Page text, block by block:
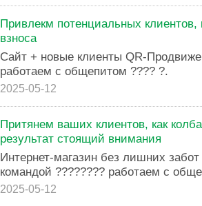
Привлекм потенциальных клиентов,
взноса
Сайт + новые клиенты QR-
работаем с общепитом ???? ?.
2025-05-12
Притянем ваших клиентов, как
результат стоящий внимания
Интернет-магазин без лишних
командой ???????? работаем с
2025-05-12